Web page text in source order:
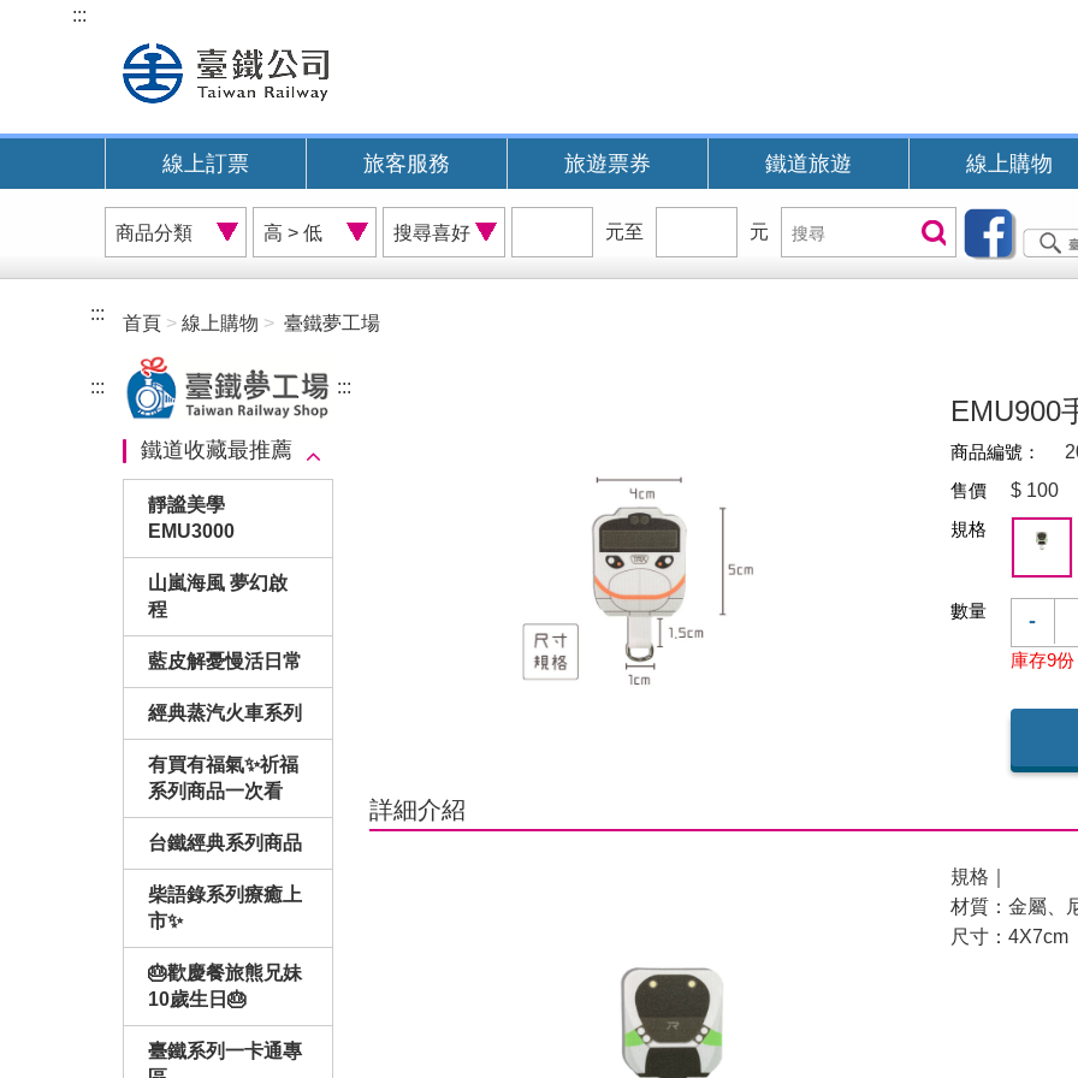
內
:::
線上訂票 旅客服務 旅遊票券 鐵道旅遊 線上購物
商
品
分
價
格
排
搜
尋
喜
位
元至
位
元
搜
尋
搜尋
::: 首頁 線上購物 臺鐵夢工場
:::
鐵道收藏最推薦
靜謐美學
EMU3000
山嵐海風 夢幻啟
程
藍皮解憂慢活日常
經典蒸汽火車系列
有買有福氣✨祈福
系列商品一次看
台鐵經典系列商品
柴語錄系列療癒上
市✨
🎂歡慶餐旅熊兄妹
10歲生日🎂
臺鐵系列一卡通專
:::
EMU900
商品編號：
售價
$ 100
規格
數量 -
庫存9份
詳細介紹
規格｜
材質：金屬、
尺寸：4X7cm